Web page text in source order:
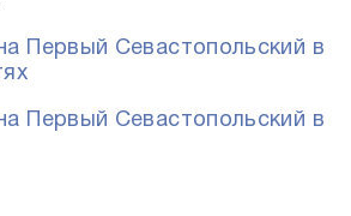
Первый Севастопольский в
Первый Севастопольский в